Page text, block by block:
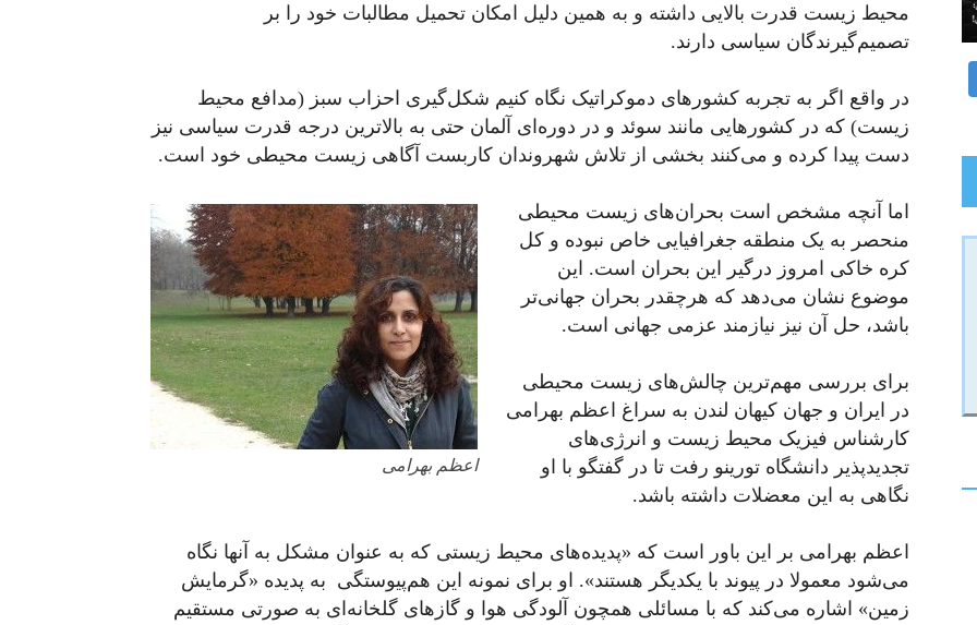
محیط زیست قدرت بالایی داشته و به همین دلیل امکان تحمیل مطالبات خود را بر
تصمیم‌گیرندگان سیاسی دارند.
در واقع اگر به تجربه کشورهای دموکراتیک نگاه کنیم شکل‌گیری احزاب سبز (مدافع محیط
زیست) که در کشورهایی مانند سوئد و در دوره‌ای آلمان حتی به بالاترین درجه قدرت سیاسی نیز
دست پیدا کرده و می‌کنند بخشی از تلاش شهروندان کاربست آگاهی زیست محیطی خود است.
اعظم بهرامی
اما آنچه مشخص است بحران‌های زیست محیطی
منحصر به یک منطقه جغرافیایی خاص نبوده و کل
کره‌ خاکی امروز درگیر این بحران است. این
موضوع نشان می‌دهد که هرچقدر بحران جهانی‌تر
باشد، حل آن نیز نیازمند عزمی جهانی‌ است.
برای بررسی مهم‌ترین چالش‌های زیست محیطی
در ایران و جهان کیهان لندن به سراغ اعظم بهرامی
کارشناس فیزیک محیط زیست و انرژی‌های
تجدیدپذیر دانشگاه تورینو رفت تا در گفتگو با او
نگاهی به این معضلات داشته باشد.
اعظم بهرامی بر این باور است که «پدیده‌های محیط زیستی که به عنوان مشکل به آنها نگاه
می‌شود معمولا در پیوند با یکدیگر هستند». او برای نمونه‌ این هم‌پیوستگی به پدیده «گرمایش
زمین» اشاره می‌کند که با مسائلی همچون آلودگی هوا و گازهای گلخانه‌ای به صورتی مستقیم